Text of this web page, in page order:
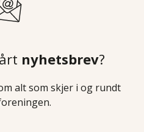
nyhetsbrev?
alt som skjer i og rundt